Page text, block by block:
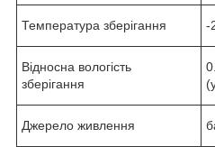
Температура зберігання -
Відносна вологість
зберігання
Джерело живлення